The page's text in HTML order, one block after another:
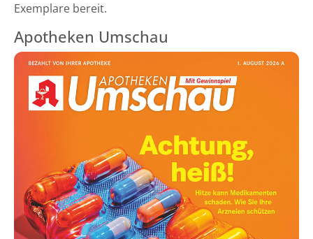
Exemplare bereit.
Apotheken Umschau